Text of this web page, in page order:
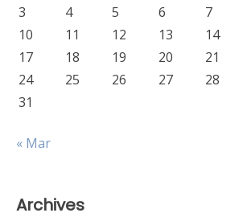
3
4 5 6 7
10
11 12 13 14
17
18 19 20 21
24
25 26 27 28
31
« Mar
Archives